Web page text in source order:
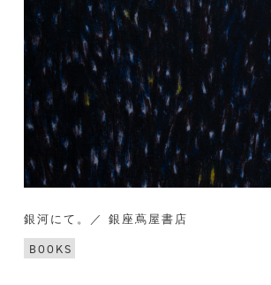
銀河にて。／ 銀座蔦屋書店
BOOKS